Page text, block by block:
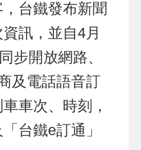
台鐵發布新聞
訊，並自4月
步開放網路、
及電話語音訂
車次、時刻，
台鐵e訂通」